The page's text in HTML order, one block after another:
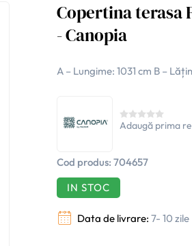
Copertina terasa
- Canopia
A – Lungime: 1031 cm B –
Adaugă prima
Cod produs: 704657
IN STOC
Data de livrare: 7- 10 zile